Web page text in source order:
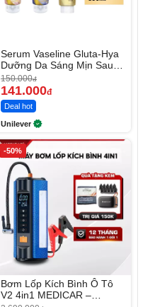
Serum Vaseline Gluta-Hya
Dưỡng Da Sáng Mịn Sau 7
Ngày
150.000đ
141.000đ
Deal hot
Unilever
-50%
Bơm Lốp Kích Bình Ô Tô
V2 4in1 MEDICAR –